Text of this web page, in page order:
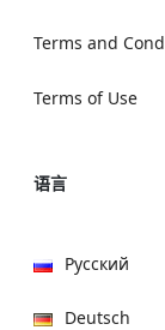
Terms and
Terms of Use
语言
Русский
Deutsch